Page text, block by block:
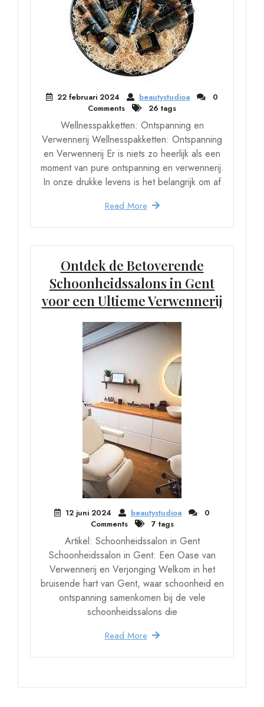
22 februari 2024 beautystudioa
0
Comments
26 tags
Wellnesspakketten: Ontspanning en
Verwennerij Wellnesspakketten: Ontspanning
en Verwennerij Er is niets zo heerlijk als een
moment van pure ontspanning en verwennerij.
In onze drukke levens is het belangrijk om af
Read More
Ontdek de Betoverende
Schoonheidssalons in Gent
voor een Ultieme Verwennerij
12 juni 2024 beautystudioa
0
Comments
7 tags
Artikel: Schoonheidssalon in Gent
Schoonheidssalon in Gent: Een Oase van
Verwennerij en Verjonging Welkom in het
bruisende hart van Gent, waar schoonheid en
ontspanning samenkomen bij de vele
schoonheidssalons die
Read More